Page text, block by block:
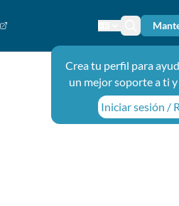
Cambiar el
Ícono de
Crea tu perfil para
un mejor soporte a ti
Iniciar sesión /